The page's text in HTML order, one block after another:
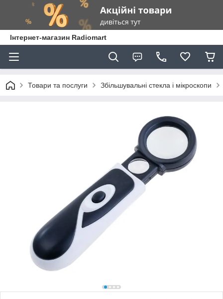
Інтернет-магазин Radiomart
Товари та послуги Збільшувальні стекла і мікроскопи